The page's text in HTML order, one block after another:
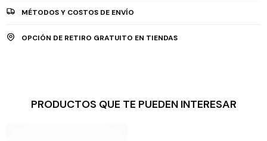
MÉTODOS Y COSTOS DE ENVÍO
OPCIÓN DE RETIRO GRATUITO EN TIENDAS
PRODUCTOS QUE TE PUEDEN INTERESAR